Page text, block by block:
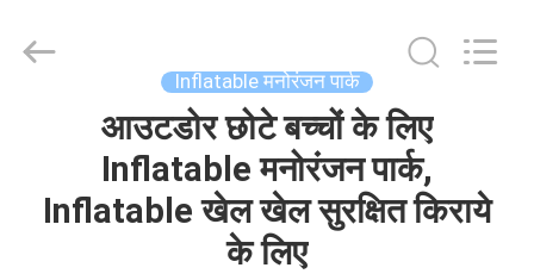
उत्पादों
Limited.
Inflatable मनोरंजन पार्क
आउटडोर छोटे बच्चों के लिए
Inflatable मनोरंजन पार्क,
Inflatable खेल खेल सुरक्षित किराये
के लिए